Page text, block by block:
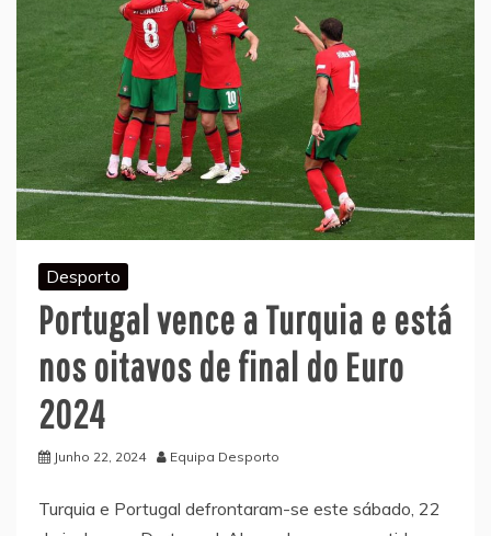
Desporto
Portugal vence a Turquia e está
nos oitavos de final do Euro
2024
Junho 22, 2024 Equipa Desporto
Turquia e Portugal defrontaram-se este sábado, 22